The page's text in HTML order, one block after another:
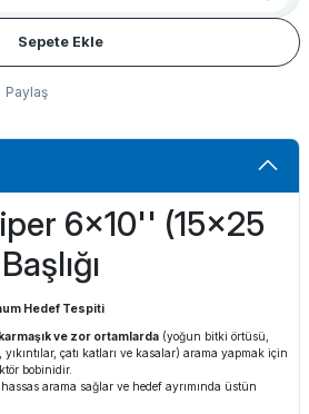
Sepete Ekle
Paylaş
6x10'' (15x25
Hedef Tespiti
karmaşık ve zor ortamlarda (yoğun bitki örtüsü,
çatı katları ve kasalar) arama yapmak için
bobinidir.
arama sağlar ve hedef ayrımında üstün